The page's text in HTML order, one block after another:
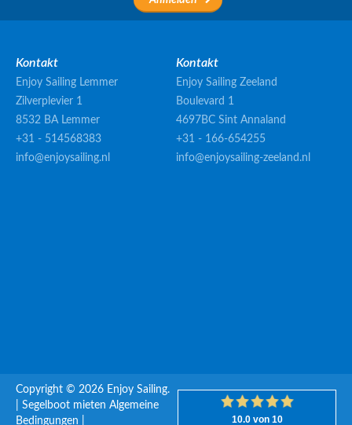
Kontakt
Enjoy Sailing Lemmer
Zilverplevier 1
8532 BA Lemmer
+31 - 514568383
info@enjoysailing.nl
Kontakt
Enjoy Sailing Zeeland
Boulevard 1
4697BC Sint Annaland
+31 - 166-654255
info@enjoysailing-zeeland.nl
Copyright © 2026 Enjoy Sailing.
Segelboot mieten Algemeine
Bedingungen